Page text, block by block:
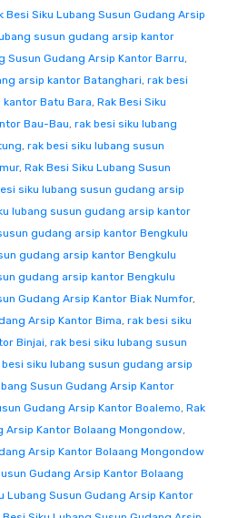
Besi Siku Lubang Susun Gudang Arsip
susun gudang arsip kantor
Susun Gudang Arsip Kantor Barru,
arsip kantor Batanghari, rak besi
Batu Bara, Rak Besi Siku
Bau-Bau, rak besi siku lubang
, rak besi siku lubang susun
, Rak Besi Siku Lubang Susun
siku lubang susun gudang arsip
lubang susun gudang arsip kantor
gudang arsip kantor Bengkulu
gudang arsip kantor Bengkulu
gudang arsip kantor Bengkulu
Gudang Arsip Kantor Biak Numfor,
Arsip Kantor Bima, rak besi siku
Binjai, rak besi siku lubang susun
besi siku lubang susun gudang arsip
Susun Gudang Arsip Kantor
Gudang Arsip Kantor Boalemo, Rak
Arsip Kantor Bolaang Mongondow,
Arsip Kantor Bolaang Mongondow
Gudang Arsip Kantor Bolaang
Lubang Susun Gudang Arsip Kantor